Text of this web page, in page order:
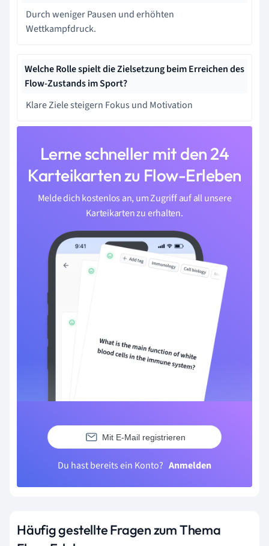
Durch weniger Pausen und erhöhten
Wettkampfdruck.
Welche Rolle spielt die Zielsetzung beim Erreichen des
Flow-Zustands im Sport?
Klare Ziele steigern Fokus und Motivation
Lerne schneller mit den 24
Karteikarten zu Flow-Erleben
Melde dich kostenlos an, um Zugriff auf all unsere
Karteikarten zu erhalten.
Mit E-Mail registrieren
Du hast bereits ein Konto? Anmelden
Häufig gestellte Fragen zum Thema